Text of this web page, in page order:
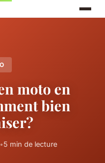
moto en
bien
•5 min de lecture